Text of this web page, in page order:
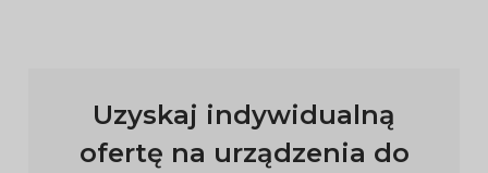
Uzyskaj indywidualną
ofertę na urządzenia do